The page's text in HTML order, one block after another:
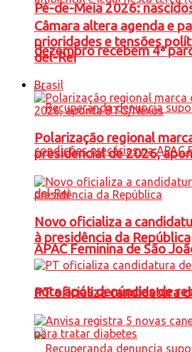
Pé-de-Meia 2026:
dezembro recebem 4ª
APAC Feminina de São
nota após denúncias de
Câmara altera agenda e
prioridades e tensões
del-Rei
Brasil
Polarização regional
presidencial de 2026,
Novo oficializa a
à presidência da República
PT oficializa candidatura